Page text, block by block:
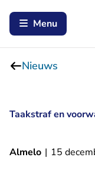
Menu
Nieuws
Taakstraf en
Almelo | 15